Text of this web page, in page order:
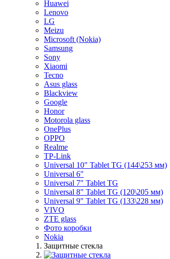
Huawei
Lenovo
LG
Meizu
Microsoft (Nokia)
Samsung
Sony
Xiaomi
Tecno
Asus glass
Blackview
Google
Honor
Motorola glass
OnePlus
OPPO
Realme
TP-Link
Universal 10" Tablet TG (144\253 мм)
Universal 6"
Universal 7" Tablet TG
Universal 8" Tablet TG (120\205 мм)
Universal 9" Tablet TG (133\228 мм)
VIVO
ZTE glass
Фото коробки
Nokia
Защитные стекла